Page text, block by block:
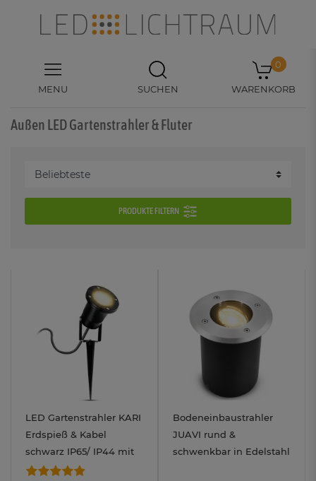
MENU SUCHEN
0
WARENKORB
Außen LED Gartenstrahler & Fluter
PRODUKTE FILTERN
LED Gartenstrahler KARI
Erdspieß & Kabel
schwarz IP65/ IP44 mit
GU10 3W drei
Bodeneinbaustrahler
JUAVI rund &
schwenkbar in Edelstahl